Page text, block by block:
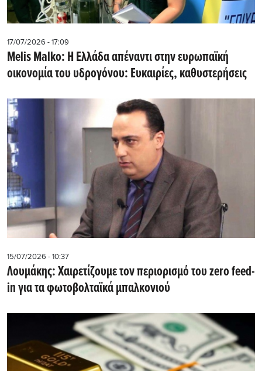
17/07/2026 - 17:09
Melis Malko: Η Ελλάδα απέναντι στην ευρωπαϊκή
οικονομία του υδρογόνου: Ευκαιρίες, καθυστερήσεις
15/07/2026 - 10:37
Λουμάκης: Xαιρετίζουμε τον περιορισμό του zero feed-
in για τα φωτοβολταϊκά μπαλκονιού